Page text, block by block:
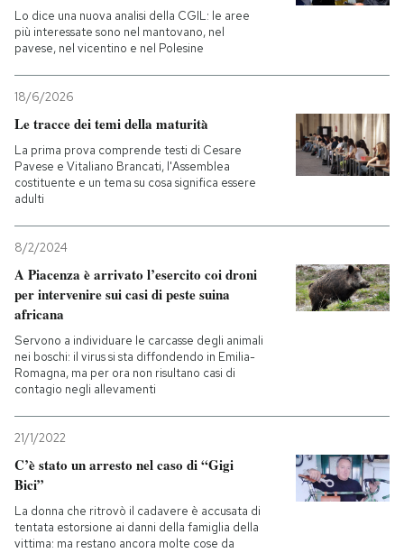
Lo dice una nuova analisi della CGIL: le aree
più interessate sono nel mantovano, nel
pavese, nel vicentino e nel Polesine
18/6/2026
Le tracce dei temi della maturità
La prima prova comprende testi di Cesare
Pavese e Vitaliano Brancati, l'Assemblea
costituente e un tema su cosa significa essere
adulti
8/2/2024
A Piacenza è arrivato l’esercito coi droni
per intervenire sui casi di peste suina
africana
Servono a individuare le carcasse degli animali
nei boschi: il virus si sta diffondendo in Emilia-
Romagna, ma per ora non risultano casi di
contagio negli allevamenti
21/1/2022
C’è stato un arresto nel caso di “Gigi
Bici”
La donna che ritrovò il cadavere è accusata di
tentata estorsione ai danni della famiglia della
vittima: ma restano ancora molte cose da